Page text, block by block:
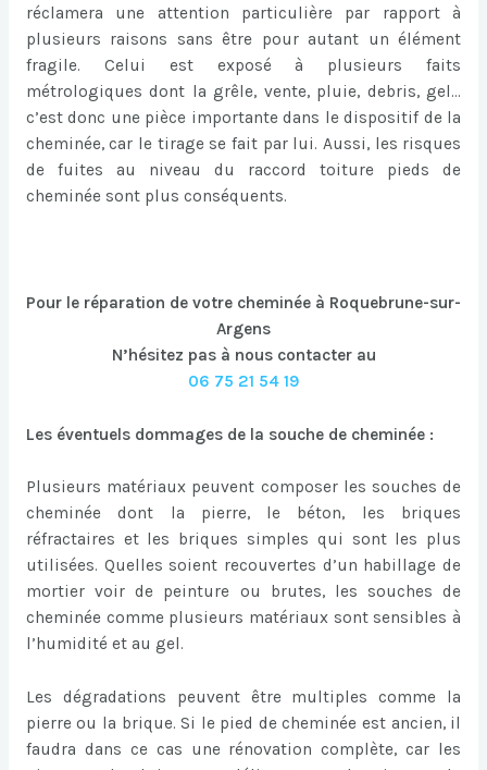
réclamera une attention particulière par rapport à
plusieurs raisons sans être pour autant un élément
fragile. Celui est exposé à plusieurs faits
métrologiques dont la grêle, vente, pluie, debris, gel…
c’est donc une pièce importante dans le dispositif de la
cheminée, car le tirage se fait par lui. Aussi, les risques
de fuites au niveau du raccord toiture pieds de
cheminée sont plus conséquents.
Pour le réparation de votre cheminée à Roquebrune-sur-
Argens
N’hésitez pas à nous contacter au
06 75 21 54 19
Les éventuels dommages de la souche de cheminée :
Plusieurs matériaux peuvent composer les souches de
cheminée dont la pierre, le béton, les briques
réfractaires et les briques simples qui sont les plus
utilisées. Quelles soient recouvertes d’un habillage de
mortier voir de peinture ou brutes, les souches de
cheminée comme plusieurs matériaux sont sensibles à
l’humidité et au gel.
Les dégradations peuvent être multiples comme la
pierre ou la brique. Si le pied de cheminée est ancien, il
faudra dans ce cas une rénovation complète, car les